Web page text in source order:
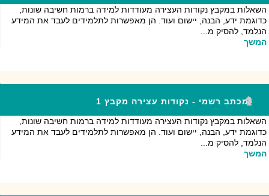
השאלות במקבץ נקודות העצירה מעודדות למידה ברמות חשיבה שונות,
כדוגמת ידע, הבנה, יישום ועוד. הן מאפשרות לתלמידים לעבד את המידע
הנלמד, להסיק מ...
המשך
מכתב רשמי - נקודות עצירה מקבץ 1
השאלות במקבץ נקודות העצירה מעודדות למידה ברמות חשיבה שונות,
כדוגמת ידע, הבנה, יישום ועוד. הן מאפשרות לתלמידים לעבד את המידע
הנלמד, להסיק מ...
המשך